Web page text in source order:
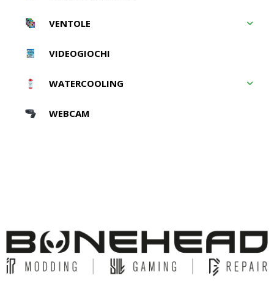
VENTOLE
VIDEOGIOCHI
WATERCOOLING
WEBCAM